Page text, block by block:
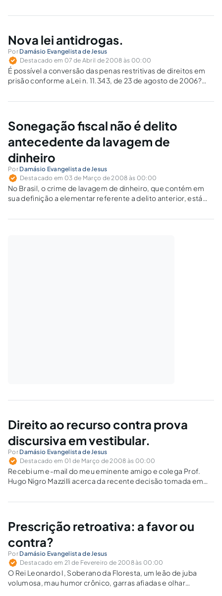
Drug Report de 2007, que condensa dados relativos aos
Nova lei antidrogas.
Por Damásio Evangelista de Jesus
Destacado em 07 de Abril de 2008 às 00:00
É possível a conversão das penas restritivas de direitos em
prisão conforme a Lei n. 11.343, de 23 de agosto de 2006?
no art. 28 da lei o disposto no art. 44,…
Sonegação fiscal não é delito
antecedente da lavagem de
dinheiro
Por Damásio Evangelista de Jesus
Destacado em 03 de Março de 2008 às 00:00
No Brasil, o crime de lavagem de dinheiro, que contém em
sua definição a elementar referente a delito anterior, está
10. 467/2002, n. 10. 683/2003 e…
Direito ao recurso contra prova
discursiva em vestibular.
Por Damásio Evangelista de Jesus
Destacado em 01 de Março de 2008 às 00:00
Recebi um e-mail do meu eminente amigo e colega Prof.
Hugo Nigro Mazzilli acerca da recente decisão tomada em
Geraldo Fernandes Fidélis Neto, que concedeu liminar em
Prescrição retroativa: a favor ou
contra?
Por Damásio Evangelista de Jesus
Destacado em 21 de Fevereiro de 2008 às 00:00
O Rei Leonardo I, Soberano da Floresta, um leão de juba
volumosa, mau humor crônico, garras afiadas e olhar